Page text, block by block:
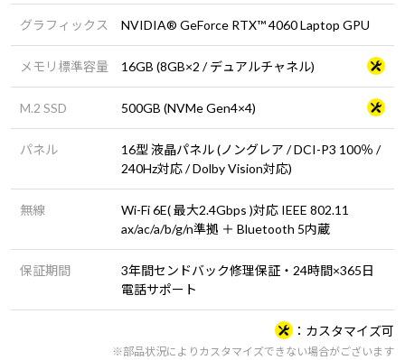
グラフィックス NVIDIA® GeForce RTX™ 4060 Laptop GPU
メモリ標準容量 16GB (8GB×2 / デュアルチャネル)
M.2 SSD 500GB (NVMe Gen4×4)
パネル
16型 液晶パネル (ノングレア / DCI-P3 100％ /
240Hz対応 / Dolby Vision対応)
無線
Wi-Fi 6E( 最大2.4Gbps )対応 IEEE 802.11
ax/ac/a/b/g/n準拠 ＋ Bluetooth 5内蔵
保証期間
3年間センドバック修理保証・24時間×365日
電話サポート
カスタマイズ可
※部品状況によりカスタマイズできない場合がございます